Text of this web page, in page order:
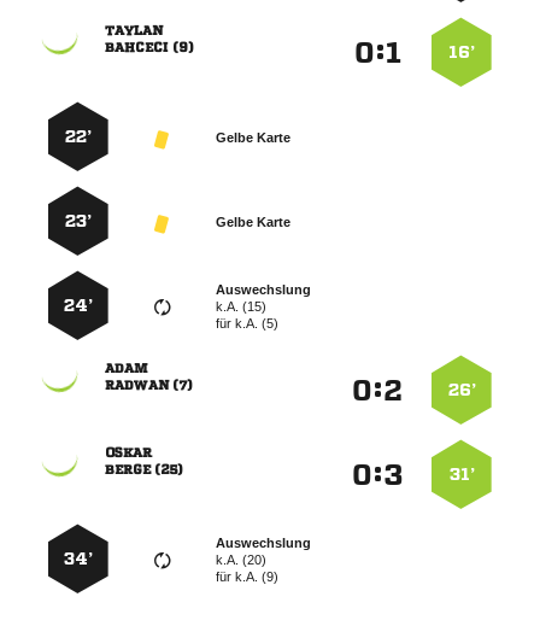
16’
:

 
Gelbe Karte
22’
Gelbe Karte
23’
Auswechslung
k.A. (15)
fürk.A. (5)
24’
26’
:

 
31’
:

 
Auswechslung
k.A. (20)
fürk.A. (9)
34’